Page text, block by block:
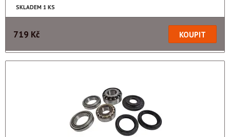
SKLADEM 1 KS
719 Kč